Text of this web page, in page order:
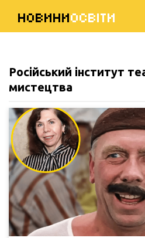
НОВИНИОСВІТИ
Російський інститут
мистецтва